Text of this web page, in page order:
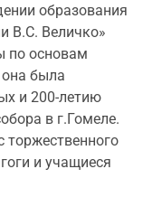
образования
В.С. Величко»
по основам
она была
и 200-летию
в г.Гомеле.
торжественного
и учащиеся